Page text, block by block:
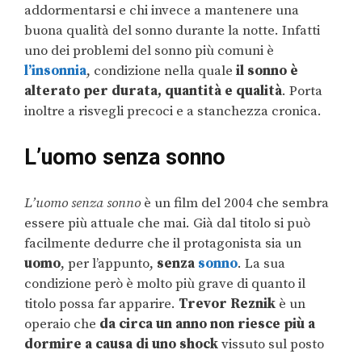
addormentarsi e chi invece a mantenere una
buona qualità del sonno durante la notte. Infatti
uno dei problemi del sonno più comuni è
l’insonnia, condizione nella quale il sonno è
alterato per durata, quantità e qualità. Porta
inoltre a risvegli precoci e a stanchezza cronica.
L’uomo senza sonno
L’uomo senza sonno è un film del 2004 che sembra
essere più attuale che mai. Già dal titolo si può
facilmente dedurre che il protagonista sia un
uomo, per l’appunto, senza sonno. La sua
condizione però è molto più grave di quanto il
titolo possa far apparire. Trevor Reznik è un
operaio che da circa un anno non riesce più a
dormire a causa di uno shockvissuto sul posto